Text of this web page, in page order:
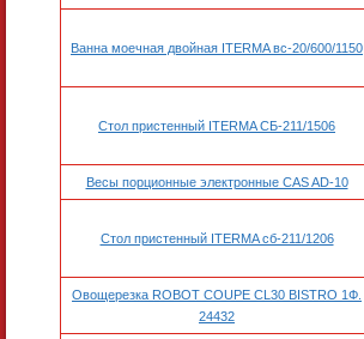
Ванна моечная двойная ITERMA вс-20/600/1150
Стол пристенный ITERMA СБ-211/1506
Весы порционные электронные CAS AD-10
Стол пристенный ITERMA сб-211/1206
Овощерезка ROBOT COUPE CL30 BISTRO 1Ф.
24432